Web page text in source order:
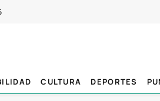
CULTURA DEPORTES